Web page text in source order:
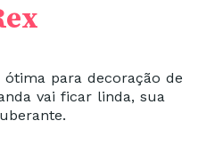
ótima para decoração de
vai ficar linda, sua